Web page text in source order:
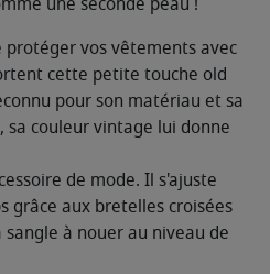
vos vêtements avec
cette petite touche old
pour son matériau et sa
couleur vintage lui donne
de mode. Il s'ajuste
grâce aux bretelles croisées
à nouer au niveau de